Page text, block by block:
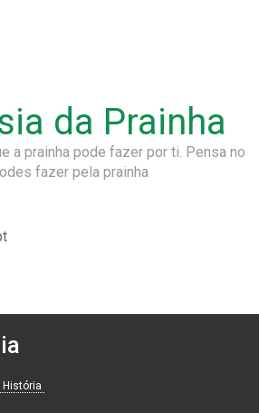
da Prainha
a prainha pode fazer por ti. Pensa no
fazer pela prainha
História